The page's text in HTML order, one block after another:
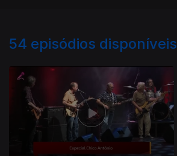
54 episódios disponíveis